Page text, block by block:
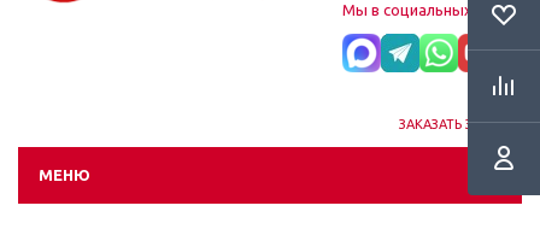
Мы в социальных сетях:
ЗАКАЗАТЬ ЗВОНОК
МЕНЮ